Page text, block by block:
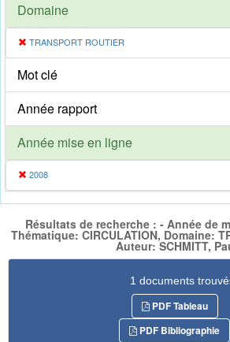
Domaine
TRANSPORT ROUTIER
Mot clé
Année rapport
Année mise en ligne
2008
Résultats de recherche : - Année de
Thématique: CIRCULATION, Domaine:
Auteur: SCHMITT,
1 documents
PDF Tableau
PDF Bibliographie